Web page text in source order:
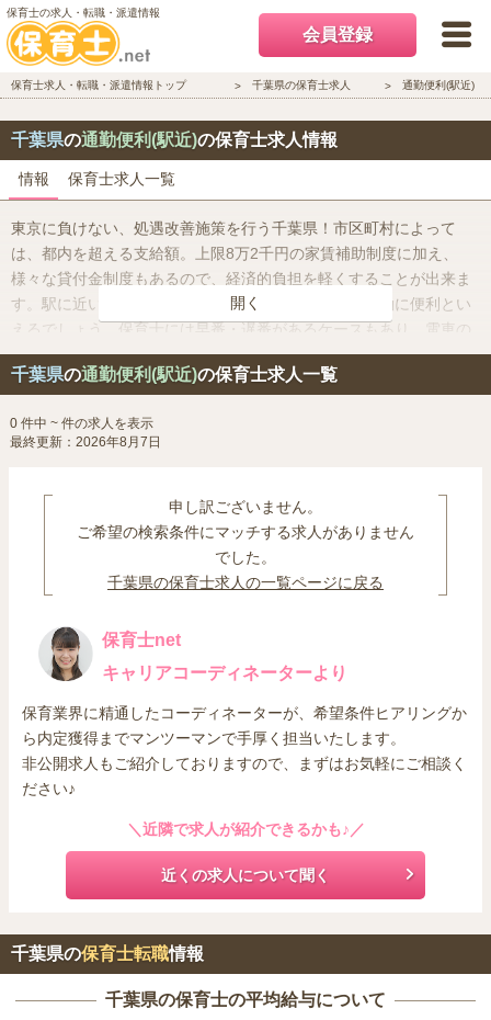
保育士の求人・転職・派遣情報
会員登録
保育士求人・転職・派遣情報トップ 千葉県の保育士求人 通勤便利(駅近)
千葉県の通勤便利(駅近)の保育士求人情報
情報 保育士求人一覧
東京に負けない、処遇改善施策を行う千葉県！市区町村によって
は、都内を超える支給額。上限8万2千円の家賃補助制度に加え、
様々な貸付金制度もあるので、経済的負担を軽くすることが出来ま
す。駅に近い保育園は、毎日通うことを考えれば、通勤に便利とい
えるでしょう。保育士には早番・遅番があるケースもあり、電車の
スケジュールや安全面からいっても、保育園が駅に近く通勤に便利
な立地にあるかどうかは、求人を選ぶ大きな要因となります。
開く
千葉県の通勤便利(駅近)の保育士求人一覧
0 件中 ~ 件の求人を表示
最終更新：2026年8月7日
申し訳ございません。
ご希望の検索条件にマッチする求人がありません
でした。
千葉県の保育士求人の一覧ページに戻る
保育士net
キャリアコーディネーターより
保育業界に精通したコーディネーターが、希望条件ヒアリングか
ら内定獲得までマンツーマンで手厚く担当いたします。
非公開求人もご紹介しておりますので、まずはお気軽にご相談く
ださい♪
＼近隣で求人が紹介できるかも♪／
近くの求人について聞く
千葉県の保育士転職情報
千葉県の保育士の平均給与について